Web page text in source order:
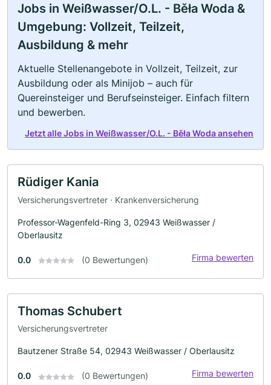
Jobs in Weißwasser/O.L. - Běła Woda &
Umgebung: Vollzeit, Teilzeit,
Ausbildung & mehr
Aktuelle Stellenangebote in Vollzeit, Teilzeit, zur
Ausbildung oder als Minijob – auch für
Quereinsteiger und Berufseinsteiger. Einfach filtern
und bewerben.
Jetzt alle Jobs in Weißwasser/O.L. - Běła Woda ansehen
Rüdiger Kania
Versicherungsvertreter · Krankenversicherung
Professor-Wagenfeld-Ring 3, 02943 Weißwasser /
Oberlausitz
0.0 (0 Bewertungen) Firma bewerten
Thomas Schubert
Versicherungsvertreter
Bautzener Straße 54, 02943 Weißwasser / Oberlausitz
0.0 (0 Bewertungen) Firma bewerten